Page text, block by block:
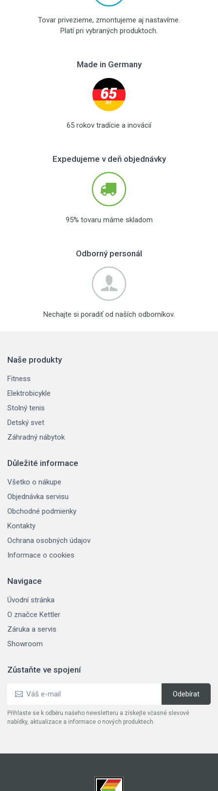
Tovar privezieme, zmontujeme aj nastavíme.
Platí pri vybraných produktoch.
Made in Germany
65 rokov tradície a inovácií
Expedujeme v deň objednávky
95% tovaru máme skladom
Odborný personál
Nechajte si poradiť od naších odborníkov.
Naše produkty
Fitness
Elektrobicykle
Stolný tenis
Detský svet
Záhradný nábytok
Důležité informace
Všetko o nákupe
Objednávka servisu
Obchodné podmienky
Kontakty
Ochrana osobných údajov
Informace o cookies
Navigace
Úvodní stránka
O značce Kettler
Záruka a servis
Showroom
Zůstaňte ve spojení
Přihlaste se k odběru našeho newsletteru a získejte včasné slevové
nabídky, aktualizace a informace o nových produktech.